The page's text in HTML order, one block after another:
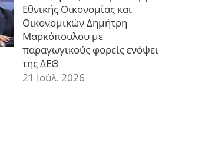
Εθνικής Οικονομίας και
Οικονομικών Δημήτρη
Μαρκόπουλου με
παραγωγικούς φορείς ενόψει
της ΔΕΘ
21 Ιούλ. 2026